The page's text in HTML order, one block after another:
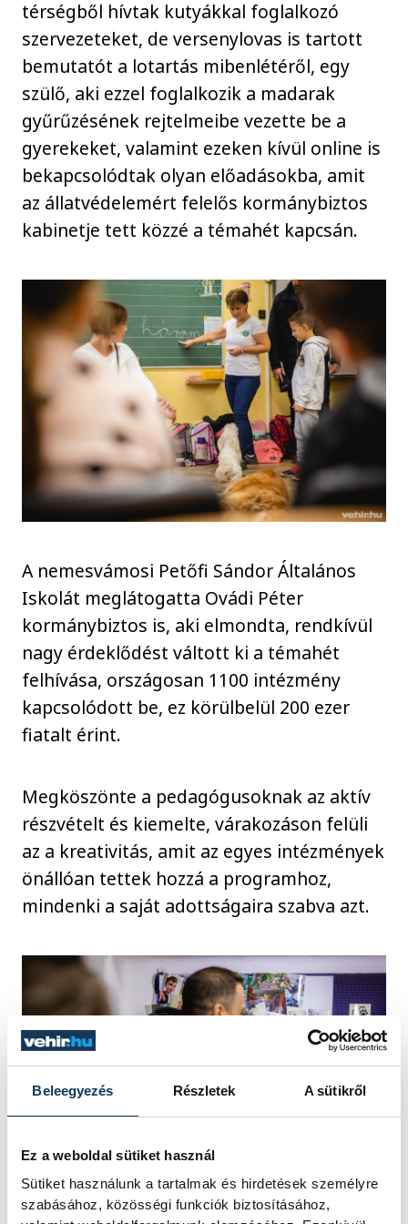
Beleegyezés Részletek A sütikről
Ez a weboldal sütiket használ
Sütiket használunk a tartalmak és hirdetések személyre
szabásához, közösségi funkciók biztosításához,
térségből hívtak kutyákkal foglalkozó
szervezeteket, de versenylovas is tartott
bemutatót a lotartás mibenlétéről, egy
szülő, aki ezzel foglalkozik a madarak
gyűrűzésének rejtelmeibe vezette be a
gyerekeket, valamint ezeken kívül online is
bekapcsolódtak olyan előadásokba, amit
az állatvédelemért felelős kormánybiztos
kabinetje tett közzé a témahét kapcsán.
A nemesvámosi Petőfi Sándor Általános
Iskolát meglátogatta Ovádi Péter
kormánybiztos is, aki elmondta, rendkívül
nagy érdeklődést váltott ki a témahét
felhívása, országosan 1100 intézmény
kapcsolódott be, ez körülbelül 200 ezer
fiatalt érint.
Megköszönte a pedagógusoknak az aktív
részvételt és kiemelte, várakozáson felüli
az a kreativitás, amit az egyes intézmények
önállóan tettek hozzá a programhoz,
mindenki a saját adottságaira szabva azt.